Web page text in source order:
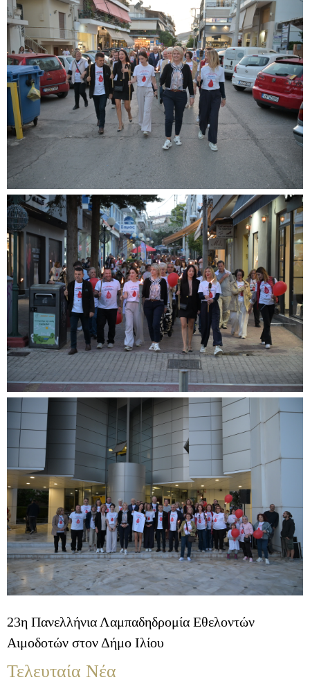
23η Πανελλήνια Λαμπαδηδρομία Εθελοντών
Αιμοδοτών στον Δήμο Ιλίου
Τελευταία Νέα